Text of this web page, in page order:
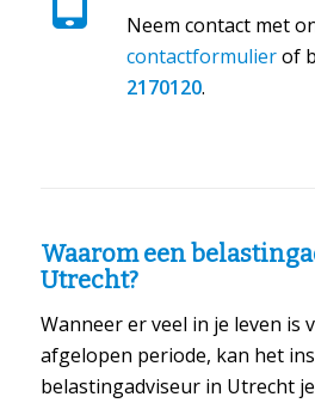
Neem contact met
contactformulierof
2170120.
Waarom een
Utrecht?
Wanneer er veel in je leven is
afgelopen periode, kan het
belastingadviseur in Utrecht